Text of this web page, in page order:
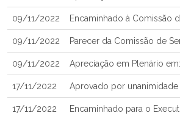
09/11/2022 Encaminhado à Comissão
09/11/2022 Parecer da Comissão de
09/11/2022 Apreciação em Plenário
17/11/2022 Aprovado por unanimidade
17/11/2022 Encaminhado para o